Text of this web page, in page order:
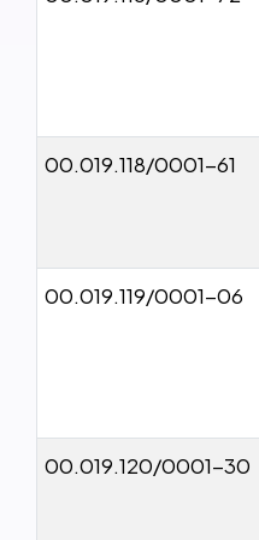
00.019.118/0001-61
00.019.119/0001-06
00.019.120/0001-30